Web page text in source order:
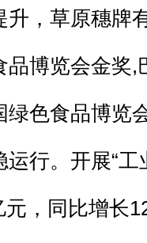
升，草原穗牌
品博览会金奖,
绿色食品博览
。开展“工
，同比增长